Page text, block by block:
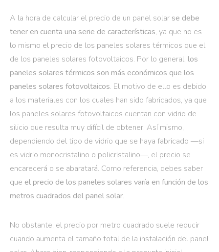
A la hora de calcular el precio de un panel solar se debe
tener en cuenta una serie de características, ya que no es
lo mismo el precio de los paneles solares térmicos que el
de los paneles solares fotovoltaicos. Por lo general, los
paneles solares térmicos son más económicos que los
paneles solares fotovoltaicos. El motivo de ello es debido
a los materiales con los cuales han sido fabricados, ya que
los paneles solares fotovoltaicos cuentan con vidrio de
silicio que resulta muy difícil de obtener. Así mismo,
dependiendo del tipo de vidrio que se haya fabricado —si
es vidrio monocristalino o policristalino—, el precio se
encarecerá o se abaratará. Como referencia, debes saber
que el precio de los paneles solares varía en función de los
metros cuadrados del panel solar.
No obstante, el precio por metro cuadrado suele reducir
cuando aumenta el tamaño total de la instalación del panel